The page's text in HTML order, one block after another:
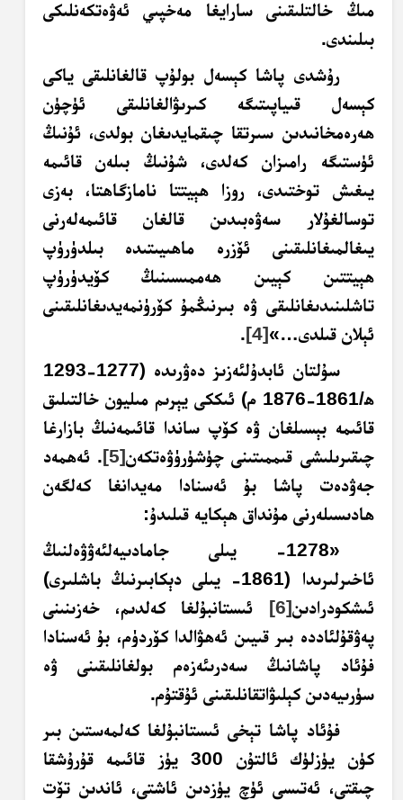
مىڭ خالتلىقىنى سارايغا مەخپىي ئەۋەتكەنلىكى
بىلىندى.
رۇشدى پاشا كېسەل بولۇپ قالغانلىقى ياكى
كېسەل قىياپىتىگە كىرىۋالغانلىقى ئۈچۈن
ھەرەمخانىدىن سىرتقا چىقمايدىغان بولدى، ئۇنىڭ
ئۈستىگە رامىزان كەلدى، شۇنىڭ بىلەن قائىمە
يىغىش توختىدى، روزا ھېيتتا نامازگاھتا، بەزى
توسالغۇلار سەۋەبىدىن قالغان قائىمەلەرنى
يىغالمىغانلىقىنى ئۆزرە ماھىيىتىدە بىلدۈرۈپ
ھېيتتىن كېيىن ھەممىسىنىڭ كۆيدۈرۈپ
تاشلىنىدىغانلىقى ۋە بىرنىڭمۇ كۆرۈنمەيدىغانلىقىنى
ئېلان قىلدى…»[4]
.
سۇلتان ئابدۇلئەزىز دەۋرىدە (1277-1293
ھ/1861-1876 م) ئىككى يېرىم مىليون خالتىلىق
قائىمە بېسىلغان ۋە كۆپ ساندا قائىمەنىڭ بازارغا
چىقىرىلىشى قىممىتىنى چۈشۈرۈۋەتكەن[5]. ئەھمەد
جەۋدەت پاشا بۇ ئەسنادا مەيدانغا كەلگەن
ھادىسىلەرنى مۇنداقھېكايەقىلىدۇ:
«1278- يىلى جامادىيەلئەۋۋەلنىڭ
ئاخىرلىرىدا (1861- يىلى دېكابىرنىڭ باشلىرى)
ئىشكودرادىن[6] ئىستانبۇلغا كەلدىم، خەزىنىنى
پەۋقۇلئاددە بىر قىيىن ئەھۋالدا كۆردۈم، بۇ ئەسنادا
فۇئاد پاشانىڭ سەدرىئەزەم بولغانلىقىنى ۋە
سۈرىيەدىن كېلىۋاتقانلىقىنى ئۇقتۇم.
فۇئاد پاشا تېخى ئىستانبۇلغا كەلمەستىن بىر
كۈن يۈزلۈك ئالتۇن 300 يۈز قائىمە قۇرۇشقا
چىقتى، ئەتىسى ئۈچ يۈزدىن ئاشتى، ئاندىن تۆت